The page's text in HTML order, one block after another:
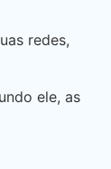
redes,
ele, as